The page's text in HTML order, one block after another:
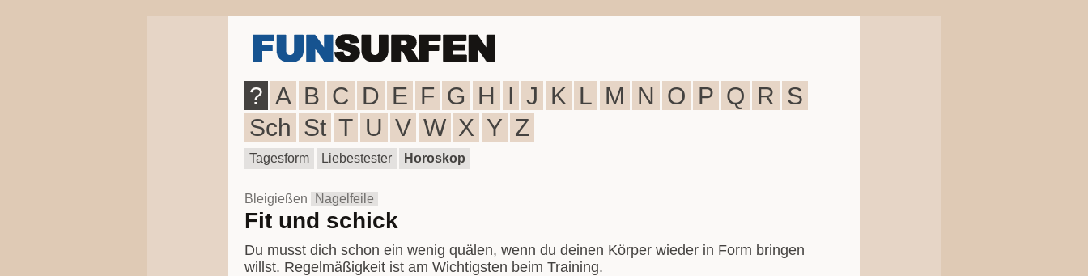
? A B C D E F G H I J K L M N O P Q R S
Sch St T U V W X Y Z
Tagesform Liebestester Horoskop
Bleigießen Nagelfeile
Fit und schick
Du musst dich schon ein wenig quälen, wenn du deinen Körper wieder in Form bringen
willst. Regelmäßigkeit ist am Wichtigsten beim Training.